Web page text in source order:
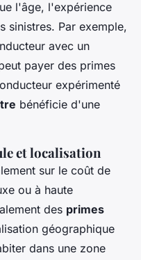
l'âge, l'expérience
sinistres. Par exemple,
avec un
payer des primes
expérimenté
bénéficie d'une
et localisation
sur le coût de
ou à haute
des primes
géographique
dans une zone